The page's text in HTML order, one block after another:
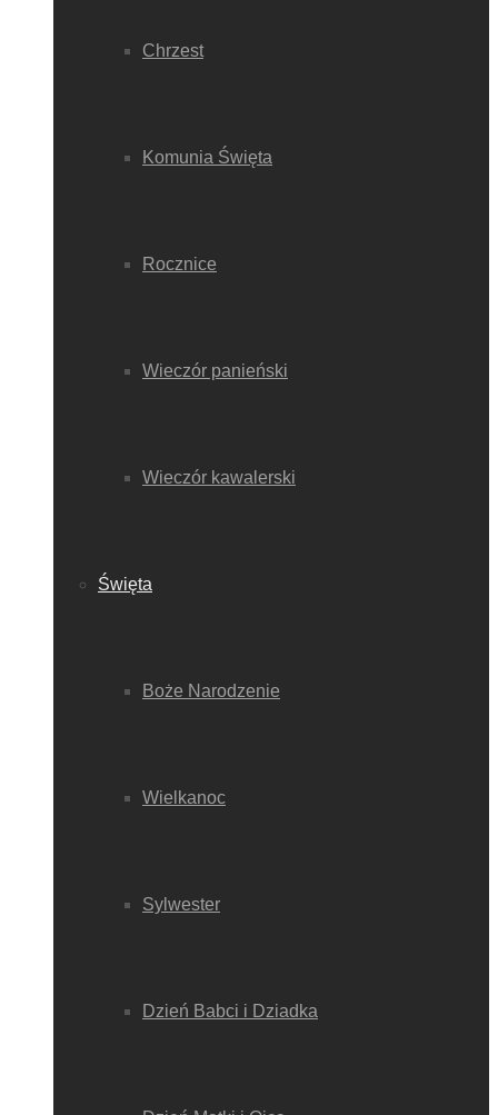
Chrzest
Komunia Święta
Rocznice
Wieczór panieński
Wieczór kawalerski
Święta
Boże Narodzenie
Wielkanoc
Sylwester
Dzień Babci i Dziadka